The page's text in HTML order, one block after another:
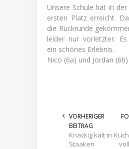
Unsere Schule hat in
ersten Platz erreicht.
die Rückrunde
leider nur vorletzter.
ein schönes Erlebnis.
Nico (6a) und Jordan (6b)
VORHERIGER
BEITRAG
Knackig kalt in
Staaken